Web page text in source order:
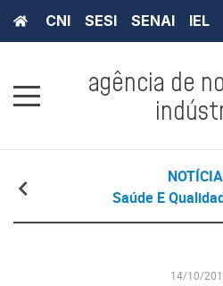
CNI SESI SENAI IEL
agência de
Saúde E
14/10/